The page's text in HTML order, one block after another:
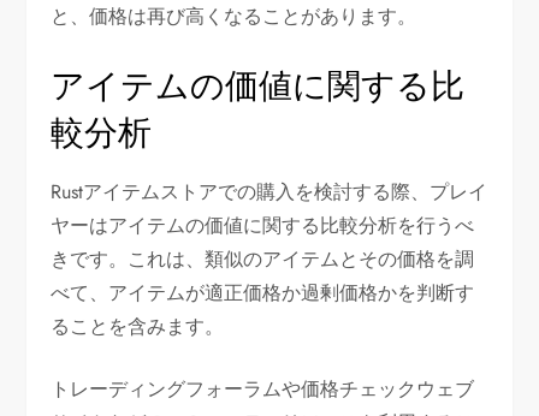
と、価格は再び高くなることがあります。
アイテムの価値に関する比
較分析
Rustアイテムストアでの購入を検討する際、プレイ
ヤーはアイテムの価値に関する比較分析を行うべ
きです。これは、類似のアイテムとその価格を調
べて、アイテムが適正価格か過剰価格かを判断す
ることを含みます。
トレーディングフォーラムや価格チェックウェブ